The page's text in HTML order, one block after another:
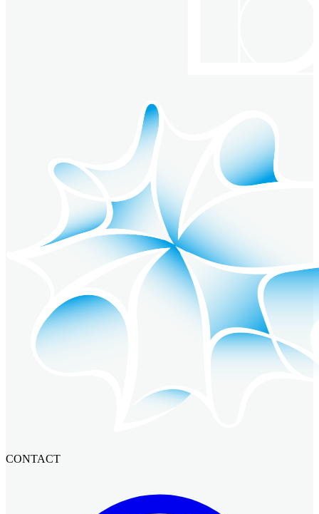
CONTACT